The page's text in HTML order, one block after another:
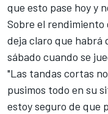
que esto pase hoy y
Sobre el rendimiento
deja claro que habrá
sábado cuando se
"Las tandas cortas
pusimos todo en su
estoy seguro de que